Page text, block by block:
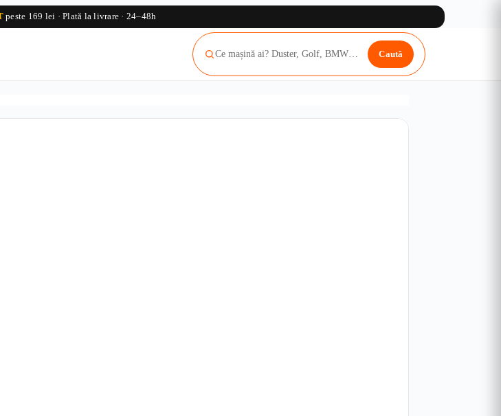
peste 169 lei · Plată la livrare · 24–48h
Caută